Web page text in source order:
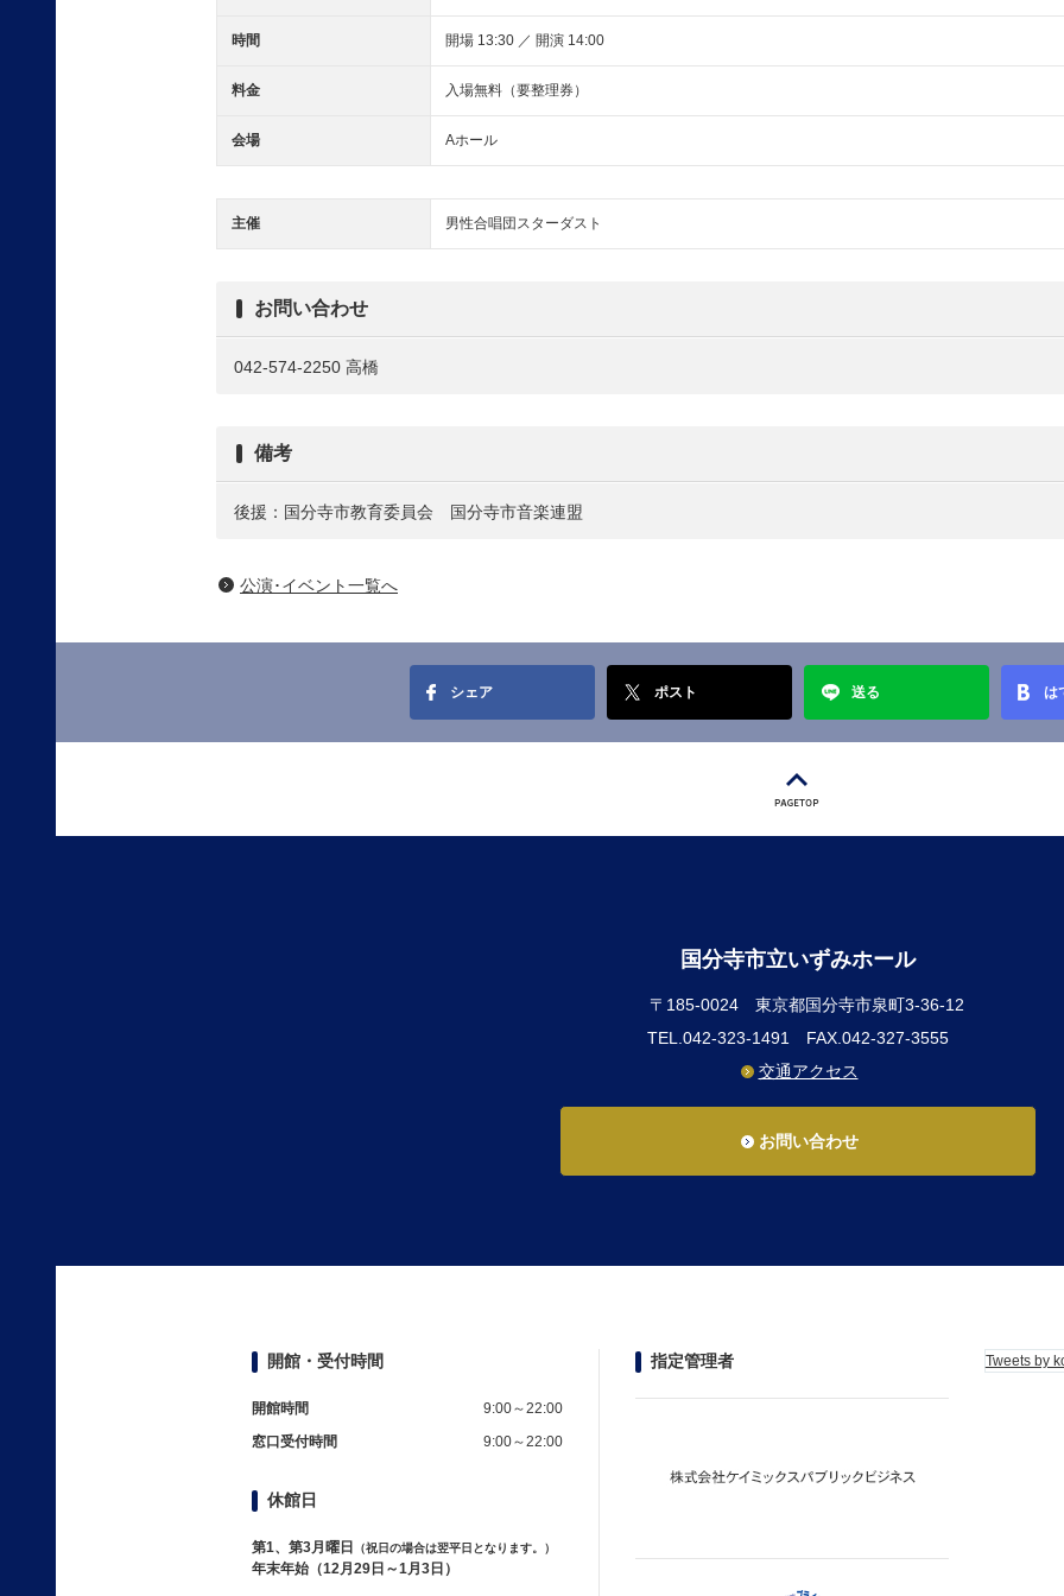
時間 開場 13:30 ／ 開演 14:00
料金 入場無料（要整理券）
会場 Aホール
主催 男性合唱団スターダスト
お問い合わせ
042-574-2250 高橋
備考
後援：国分寺市教育委員会 国分寺市音楽連盟
公演･イベント一覧へ
シェア ポスト 送る は
国分寺市立いずみホール
〒185-0024 東京都国分寺市泉町3-36-12
TEL.042-323-1491 FAX.042-327-3555
交通アクセス
お問い合わせ
開館・受付時間
開館時間
9:00～22:00
窓口受付時間
9:00～22:00
休館日
第1、第3月曜日 （祝日の場合は翌平日となります。）
年末年始（12月29日～1月3日）
指定管理者 Tweets by